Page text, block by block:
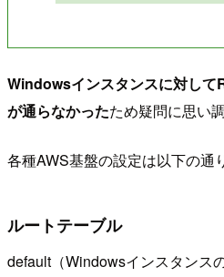
Windowsインスタンスに対し
が通らなかったため疑問に思い
各種AWS基盤の設定は以下の通
ルートテーブル
default（Windowsインスタンス